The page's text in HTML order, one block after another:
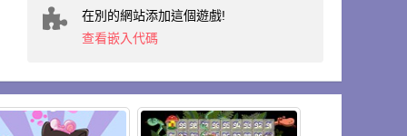
在別的網站添加這個遊戲!
查看嵌入代碼